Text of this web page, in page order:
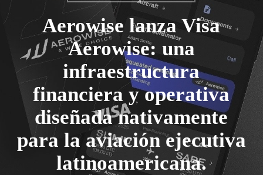
Aerowise lanza Visa
Aerowise: una
infraestructura
financiera y operativa
diseñada nativamente
para la aviación ejecutiva
latinoamericana.